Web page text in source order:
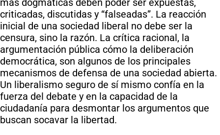
más dogmáticas deben poder ser expuestas,
criticadas, discutidas y “falseadas”. La reacción
inicial de una sociedad liberal no debe ser la
censura, sino la razón. La crítica racional, la
argumentación pública cómo la deliberación
democrática, son algunos de los principales
mecanismos de defensa de una sociedad abierta.
Un liberalismo seguro de sí mismo confía en la
fuerza del debate y en la capacidad de la
ciudadanía para desmontar los argumentos que
buscan socavar la libertad.